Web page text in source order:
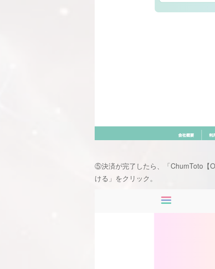
⑤決済が完了したら、「ChumToto【
ける」をクリック。